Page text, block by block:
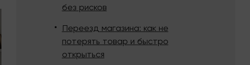
без рисков
Переезд магазина: как не
потерять товар и быстро
открыться